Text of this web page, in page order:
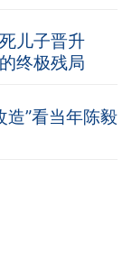
儿子晋升
终极残局
”看当年陈毅